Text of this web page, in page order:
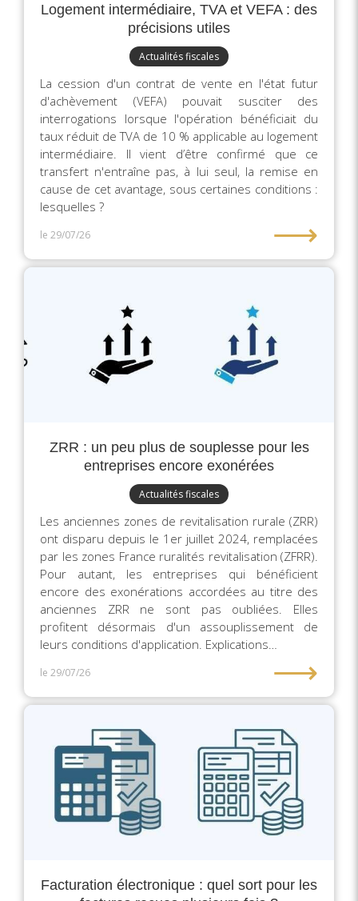
Logement intermédiaire, TVA et VEFA : des
précisions utiles
Actualités fiscales
La cession d'un contrat de vente en l'état futur
d'achèvement (VEFA) pouvait susciter des
interrogations lorsque l'opération bénéficiait du
taux réduit de TVA de 10 % applicable au logement
intermédiaire. Il vient d’être confirmé que ce
transfert n'entraîne pas, à lui seul, la remise en
cause de cet avantage, sous certaines conditions :
lesquelles ?
le 29/07/26 ⟶
ZRR : un peu plus de souplesse pour les
entreprises encore exonérées
Actualités fiscales
Les anciennes zones de revitalisation rurale (ZRR)
ont disparu depuis le 1er juillet 2024, remplacées
par les zones France ruralités revitalisation (ZFRR).
Pour autant, les entreprises qui bénéficient
encore des exonérations accordées au titre des
anciennes ZRR ne sont pas oubliées. Elles
profitent désormais d'un assouplissement de
leurs conditions d'application. Explications…
le 29/07/26 ⟶
Facturation électronique : quel sort pour les